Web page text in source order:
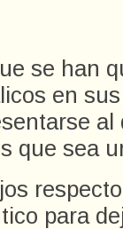
se han
en
al
que sea
para